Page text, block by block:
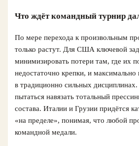
Что ждёт командный турнир
По мере перехода к произвольным
только растут. Для США ключевой
минимизировать потери там, где их
недостаточно крепки, и
в традиционно сильных
пытаться навязать тотальный
состава. Италии и Грузии придётся
«на пределе», понимая, что любой
командной медали.